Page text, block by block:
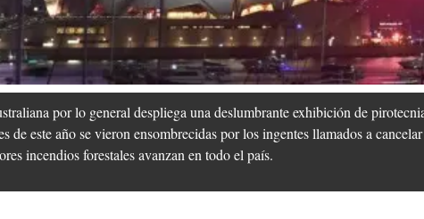
por lo general despliega una deslumbrante exhibición de
de este año se vieron ensombrecidas por los ingentes llamados a
incendios forestales avanzan en todo el país.